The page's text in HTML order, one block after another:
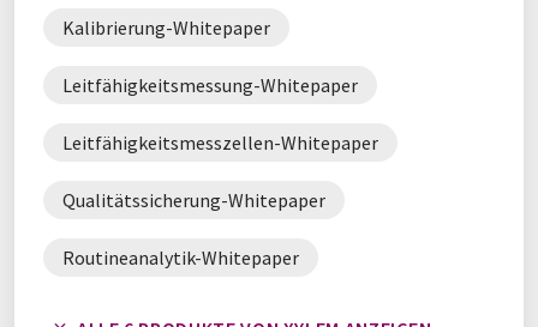
Kalibrierung-Whitepaper
Leitfähigkeitsmessung-Whitepaper
Leitfähigkeitsmesszellen-Whitepaper
Qualitätssicherung-Whitepaper
Routineanalytik-Whitepaper